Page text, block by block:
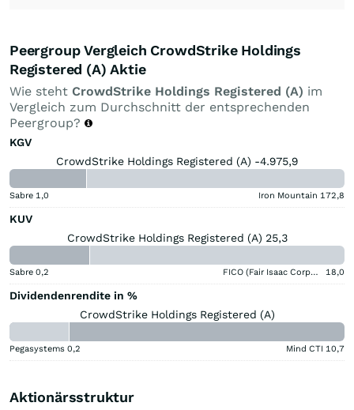
Peergroup Vergleich CrowdStrike Holdings
Registered (A) Aktie
Wie steht CrowdStrike Holdings Registered (A) im
Vergleich zum Durchschnitt der entsprechenden
Peergroup?
KGV
CrowdStrike Holdings Registered (A) -4.975,9
Sabre 1,0 Iron Mountain 172,8
KUV
CrowdStrike Holdings Registered (A) 25,3
Sabre 0,2 FICO (Fair Isaac Corporation) 18,0
Dividendenrendite in %
CrowdStrike Holdings Registered (A)
Pegasystems 0,2 Mind CTI 10,7
Aktionärsstruktur